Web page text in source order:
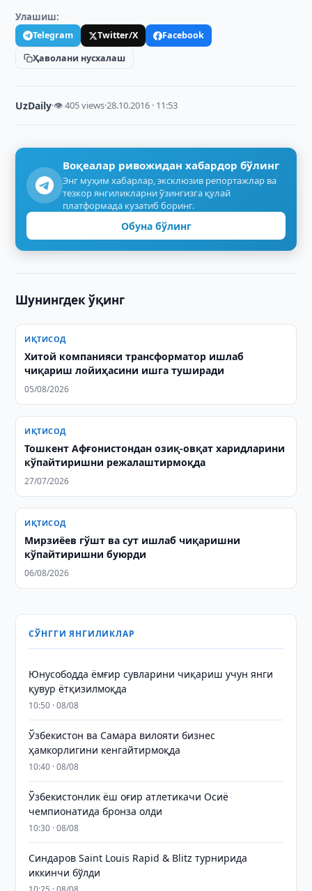
Улашиш:
Telegram Twitter/X
Facebook
Ҳаволани нусхалаш
UzDaily·👁 405 views·28.10.2016 · 11:53
Воқеалар ривожидан хабардор бўлинг
Энг муҳим хабарлар, эксклюзив репортажлар ва
тезкор янгиликларни ўзингизга қулай
платформада кузатиб боринг.
Обуна бўлинг
Шунингдек ўқинг
ИҚТИСОД
Хитой компанияси трансформатор ишлаб
чиқариш лойиҳасини ишга туширади
05/08/2026
ИҚТИСОД
Тошкент Афғонистондан озиқ-овқат харидларини
кўпайтиришни режалаштирмоқда
27/07/2026
ИҚТИСОД
Мирзиёев гўшт ва сут ишлаб чиқаришни
кўпайтиришни буюрди
06/08/2026
СЎНГГИ ЯНГИЛИКЛАР
Юнусободда ёмғир сувларини чиқариш учун янги
қувур ётқизилмоқда
10:50 · 08/08
Ўзбекистон ва Самара вилояти бизнес
ҳамкорлигини кенгайтирмоқда
10:40 · 08/08
Ўзбекистонлик ёш оғир атлетикачи Осиё
чемпионатида бронза олди
10:30 · 08/08
Синдаров Saint Louis Rapid & Blitz турнирида
иккинчи бўлди